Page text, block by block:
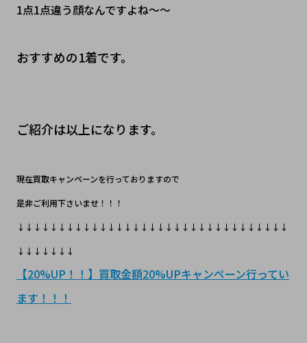
1点1点違う顔なんですよね～～
おすすめの1着です。
ご紹介は以上になります。
現在買取キャンペーンを行っておりますので
是非ご利用下さいませ！！！
↓↓↓↓↓↓↓↓↓↓↓↓↓↓↓↓↓↓↓↓↓↓↓↓↓↓↓↓↓↓↓↓↓
↓↓↓↓↓↓↓
【20%UP！！】買取金額20%UPキャンペーン行ってい
ます！！！